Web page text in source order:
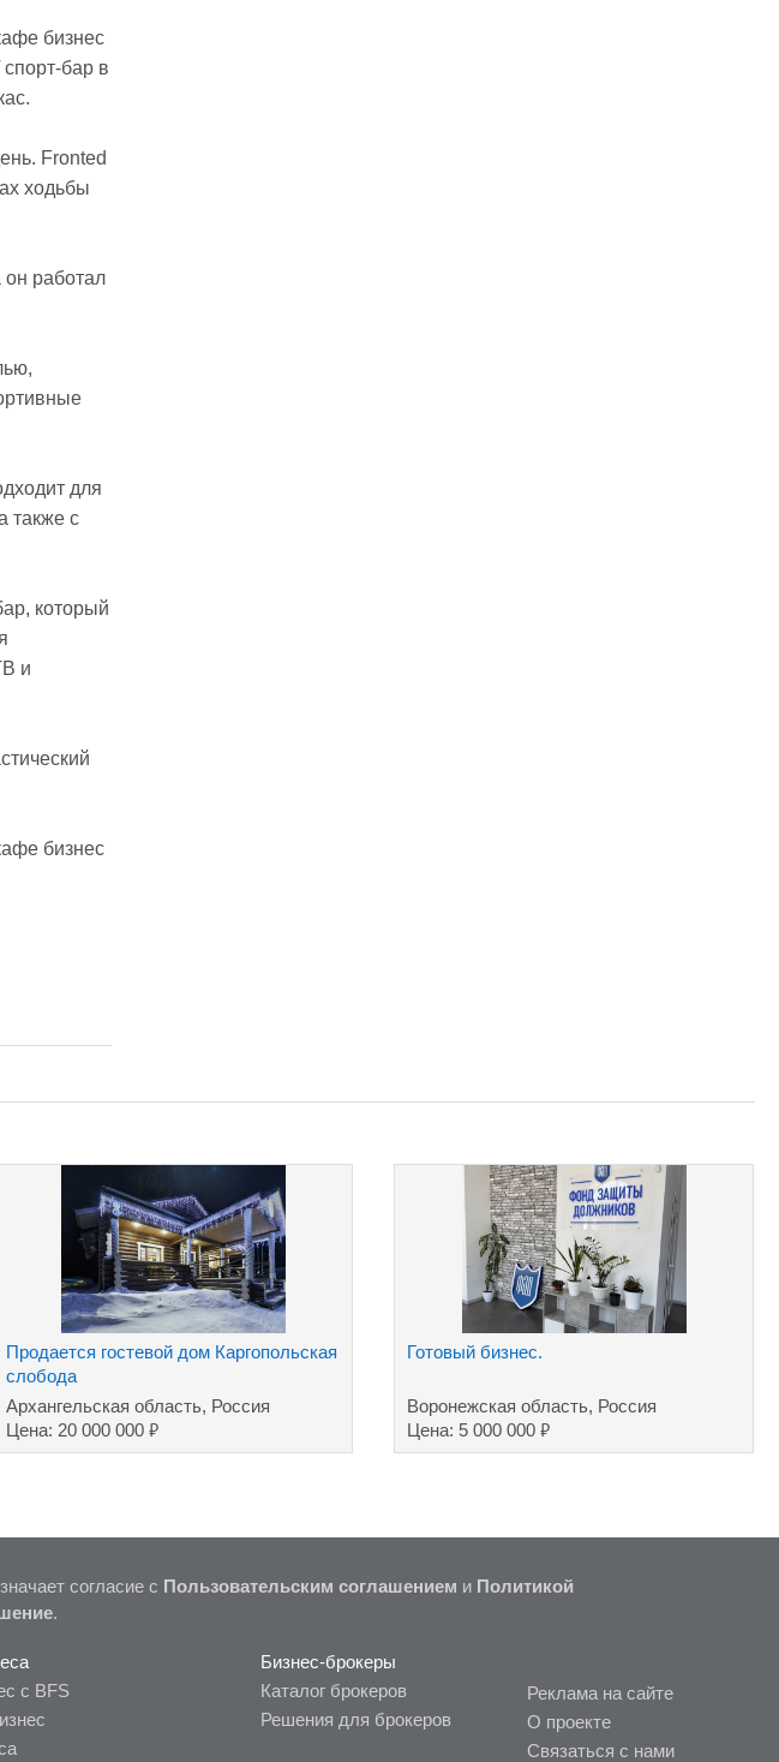
бизнес
бар в
Fronted
ходьбы
работал
для
также с
который
и
бизнес
Продается гостевой дом Каргопольская
слобода
Архангельская область, Россия
Цена: 20 000 000 ₽
Готовый бизнес.
Воронежская область, Россия
Цена: 5 000 000₽
согласие с Пользовательским соглашением и Политикой
.
с BFS
Бизнес-брокеры
Каталог брокеров
Решения для брокеров
Реклама на сайте
О проекте
Связаться с нами